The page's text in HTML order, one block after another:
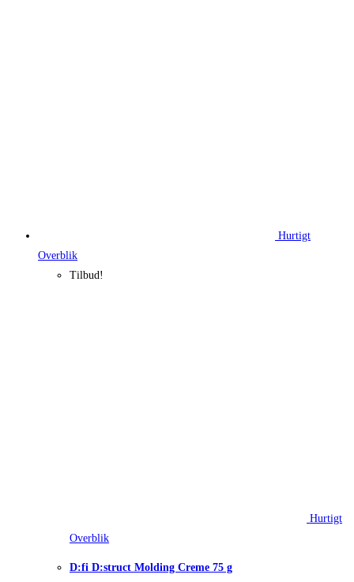
Hurtigt
Overblik
Tilbud!
Hurtigt
Overblik
D:fi D:struct Molding Creme 75 g